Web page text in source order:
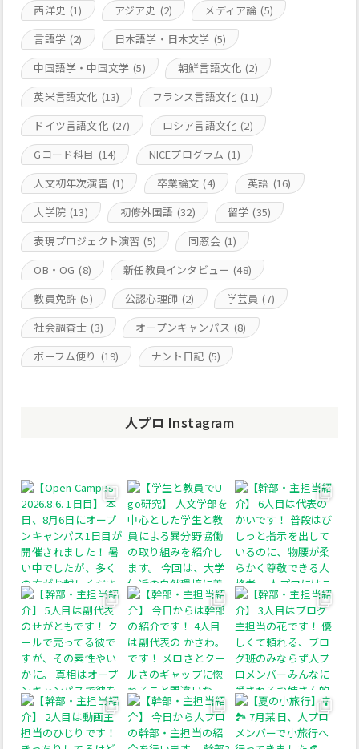
西洋史 (1) アジア史 (2) メディア論 (5)
言語学 (2) 日本語学・日本文学 (5)
中国語学・中国文学 (5) 朝鮮言語文化 (2)
英米言語文化 (13) フランス言語文化 (11)
ドイツ言語文化 (27) ロシア言語文化 (2)
Gコード科目 (14) NICEプログラム (1)
人文初年次演習 (1) 卒業論文 (4) 英語 (16)
大学院 (13) 初修外国語 (32) 留学 (35)
表現プロジェクト演習 (5) 同窓会 (1)
OB・OG (8) 新任教員インタビュー (48)
教員免許 (5) 公認心理師 (2) 学芸員 (7)
社会調査士 (3) オープンキャンパス (8)
ボーフム便り (19) ナント日記 (5)
人プロ Instagram